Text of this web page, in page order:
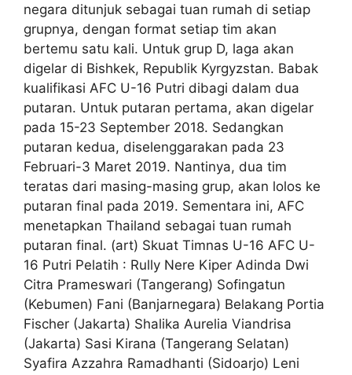
negara ditunjuk sebagai tuan rumah di setiap
grupnya, dengan format setiap tim akan
bertemu satu kali. Untuk grup D, laga akan
digelar di Bishkek, Republik Kyrgyzstan. Babak
kualifikasi AFC U-16 Putri dibagi dalam dua
putaran. Untuk putaran pertama, akan digelar
pada 15-23 September 2018. Sedangkan
putaran kedua, diselenggarakan pada 23
Februari-3 Maret 2019. Nantinya, dua tim
teratas dari masing-masing grup, akan lolos ke
putaran final pada 2019. Sementara ini, AFC
menetapkan Thailand sebagai tuan rumah
putaran final. (art) Skuat Timnas U-16 AFC U-
16 Putri Pelatih : Rully Nere Kiper Adinda Dwi
Citra Prameswari (Tangerang) Sofingatun
(Kebumen) Fani (Banjarnegara) Belakang Portia
Fischer (Jakarta) Shalika Aurelia Viandrisa
(Jakarta) Sasi Kirana (Tangerang Selatan)
Syafira Azzahra Ramadhanti (Sidoarjo) Leni